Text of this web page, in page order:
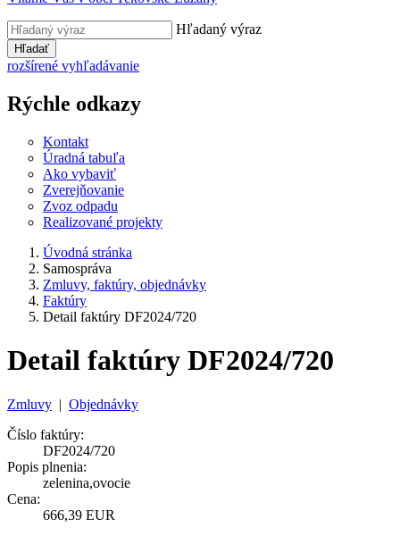
Hľadaný výraz
Hľadať
rozšírené vyhľadávanie
Rýchle odkazy
Kontakt
Úradná tabuľa
Ako vybaviť
Zverejňovanie
Zvoz odpadu
Realizované projekty
Úvodná stránka
Samospráva
Zmluvy, faktúry, objednávky
Faktúry
Detail faktúry DF2024/720
Detail faktúry DF2024/720
Zmluvy | Objednávky
Číslo faktúry:
DF2024/720
Popis plnenia:
zelenina,ovocie
Cena:
666,39 EUR